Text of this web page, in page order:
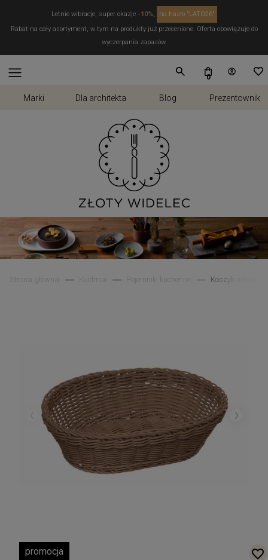
Letnie wibracje, super okazje -10%,
na hasło "LATO26"
Rabat na cały asortyment, w tym na produkty już przecenione. Oferta obowiązuje do
wyczerpania zapasów.
Marki Dla architekta Blog Prezentownik
Strona główna Kuchnia Pojemniki kuchenne Koszyk na
promocja